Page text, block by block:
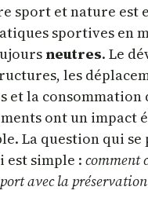
sport et nature est
sportives en
neutres. Le
les
et la consommation
ont un impact
La question qui se
est simple :comment
avec la